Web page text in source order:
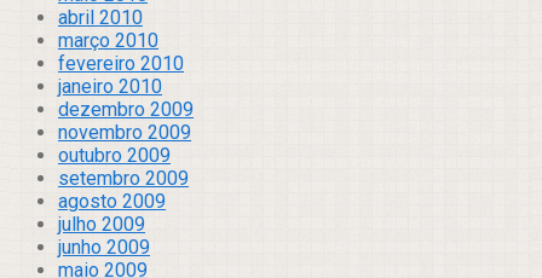
abril 2010
março 2010
fevereiro 2010
janeiro 2010
dezembro 2009
novembro 2009
outubro 2009
setembro 2009
agosto 2009
julho 2009
junho 2009
maio 2009